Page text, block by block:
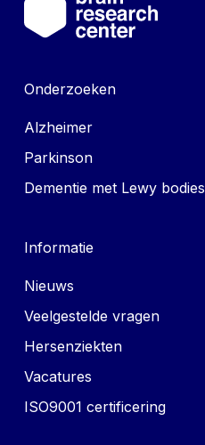
Onderzoeken
Alzheimer
Parkinson
Dementie met Lewy bodies
Informatie
Nieuws
Veelgestelde vragen
Hersenziekten
Vacatures
ISO9001 certificering